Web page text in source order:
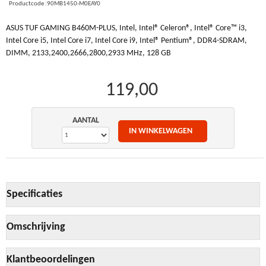
Productcode :90MB1450-M0EAY0
ASUS TUF GAMING B460M-PLUS, Intel, Intel® Celeron®, Intel® Core™ i3,
Intel Core i5, Intel Core i7, Intel Core i9, Intel® Pentium®, DDR4-SDRAM,
DIMM, 2133,2400,2666,2800,2933 MHz, 128 GB
119,00
AANTAL
Specificaties
Omschrijving
Klantbeoordelingen